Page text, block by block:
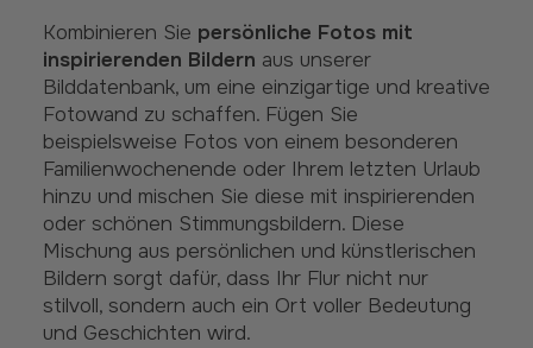
Kombinieren Sie persönliche Fotos mit
inspirierenden Bildern aus unserer
Bilddatenbank, um eine einzigartige und kreative
Fotowand zu schaffen. Fügen Sie
beispielsweise Fotos von einem besonderen
Familienwochenende oder Ihrem letzten Urlaub
hinzu und mischen Sie diese mit inspirierenden
oder schönen Stimmungsbildern. Diese
Mischung aus persönlichen und künstlerischen
Bildern sorgt dafür, dass Ihr Flur nicht nur
stilvoll, sondern auch ein Ort voller Bedeutung
und Geschichten wird.